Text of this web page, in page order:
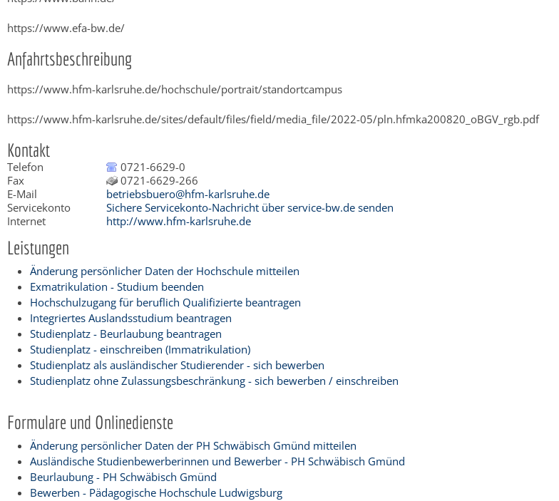
https://www.efa-bw.de/
Anfahrtsbeschreibung
https://www.hfm-karlsruhe.de/hochschule/portrait/standortcampus
https://www.hfm-karlsruhe.de/sites/default/files/field/media_file/2022-05/pln.hfmka200820_oBGV_rgb.pdf
Kontakt
Telefon
0721-6629-0
Fax
0721-6629-266
E-Mail
betriebsbuero@hfm-karlsruhe.de
Servicekonto
Sichere Servicekonto-Nachricht über service-bw.de senden
Internet
http://www.hfm-karlsruhe.de
Leistungen
Änderung persönlicher Daten der Hochschule mitteilen
Exmatrikulation - Studium beenden
Hochschulzugang für beruflich Qualifizierte beantragen
Integriertes Auslandsstudium beantragen
Studienplatz - Beurlaubung beantragen
Studienplatz - einschreiben (Immatrikulation)
Studienplatz als ausländischer Studierender - sich bewerben
Studienplatz ohne Zulassungsbeschränkung - sich bewerben / einschreiben
Formulare und Onlinedienste
Änderung persönlicher Daten der PH Schwäbisch Gmünd mitteilen
Ausländische Studienbewerberinnen und Bewerber - PH Schwäbisch Gmünd
Beurlaubung - PH Schwäbisch Gmünd
Bewerben - Pädagogische Hochschule Ludwigsburg